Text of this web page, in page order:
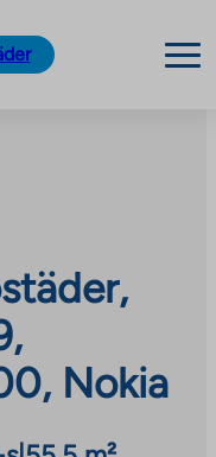
Nokia